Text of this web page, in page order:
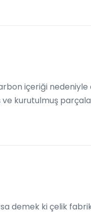
içeriği
ve kurutulmuş
demek ki çelik